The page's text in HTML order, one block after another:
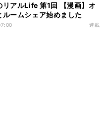
リアルLife 第1回 【漫画】オ
ルームシェア始めました
連載